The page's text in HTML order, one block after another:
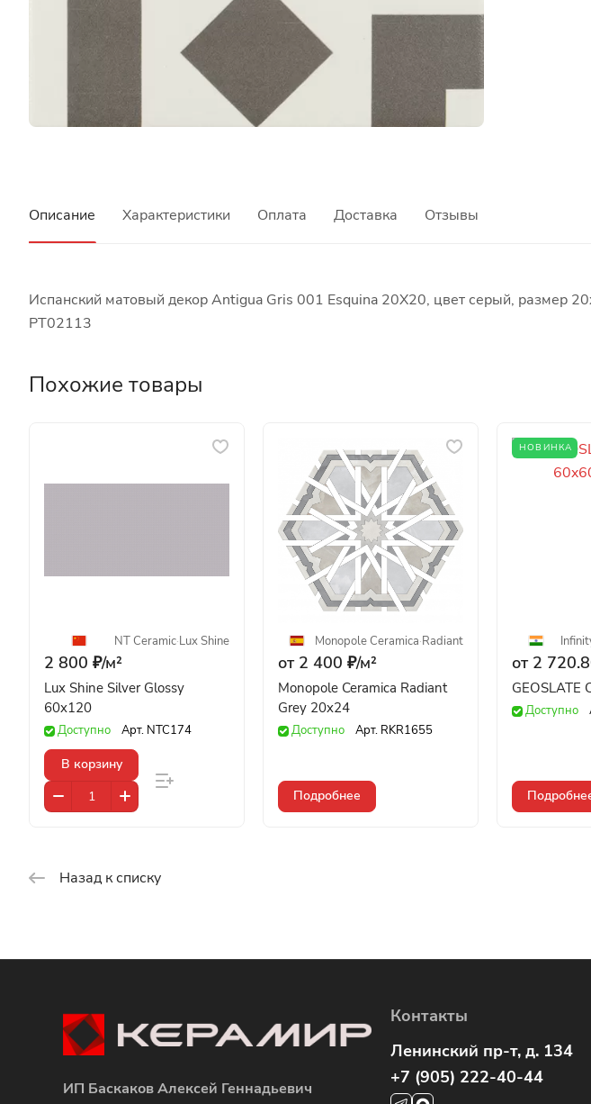
Описание Характеристики Оплата Доставка Отзывы
Испанский матовый декор Antigua Gris 001 Esquina 20X20, цвет серый, размер
PT02113
Похожие товары
NT Ceramic·Lux Shine
2 800 ₽/м²
Lux Shine Silver Glossy
60x120
Доступно Арт. NTC174
В корзину
Monopole Ceramica·Radiant
от 2 400 ₽/м²
Monopole Ceramica Radiant
Grey 20x24
Доступно Арт. RKR1655
Подробнее
НОВИНКА
от 2
GEOSLATE
Доступно
Назад к списку
ИП Баскаков Алексей Геннадьевич
Контакты
Ленинский пр-т, д. 134
+7 (905) 222-40-44